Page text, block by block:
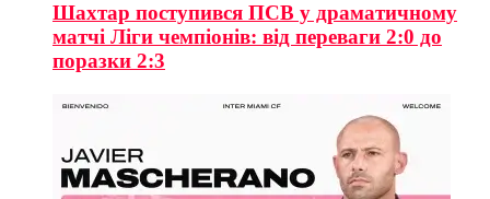
Шахтар поступився ПСВ у драматичному
матчі Ліги чемпіонів: від переваги 2:0 до
поразки 2:3